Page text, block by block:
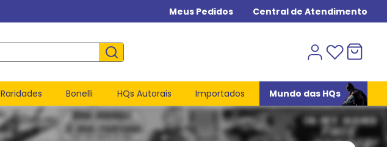
Meus Pedidos Central de Atendimento
Raridades Bonelli HQs Autorais Importados Mundo das HQs